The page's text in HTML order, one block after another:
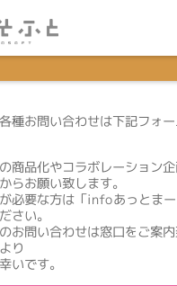
種お問い合わせは下記フォ
商品化やコラボレーション
らお願い致します。
必要な方は「infoあっとま
さい。
お問い合わせは窓口をご案
り
いです。